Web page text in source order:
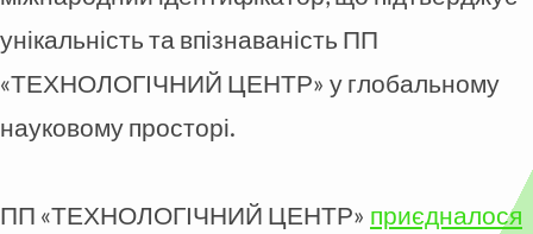
унікальність та впізнаваність ПП
«ТЕХНОЛОГІЧНИЙ ЦЕНТР» у глобальному
науковому просторі.
ПП «ТЕХНОЛОГІЧНИЙ ЦЕНТР» приєдналося